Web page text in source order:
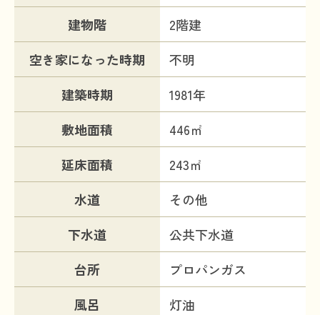
建物階
2階建
空き家になった時期
不明
建築時期
1981年
敷地面積
446㎡
延床面積
243㎡
水道
その他
下水道
公共下水道
台所
プロパンガス
風呂
灯油